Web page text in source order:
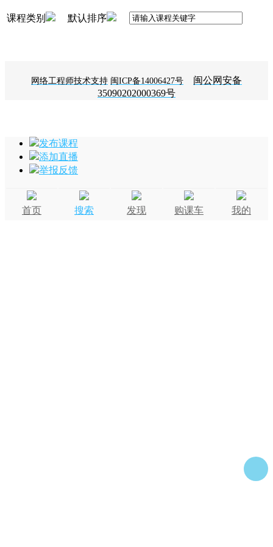
课程类别 默认排序
网络工程师技术支持 闽ICP备14006427号
闽公网安备
35090202000369号
发布课程
添加直播
举报反馈
首页 搜索 发现 购课车 我的